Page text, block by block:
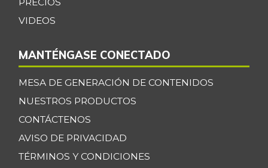
VIDEOS
MANTÉNGASE CONECTADO
MESA DE GENERACIÓN DE CONTENIDOS
NUESTROS PRODUCTOS
CONTÁCTENOS
AVISO DE PRIVACIDAD
TÉRMINOS Y CONDICIONES